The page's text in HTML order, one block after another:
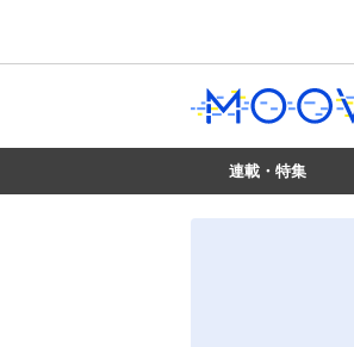
連載・特集